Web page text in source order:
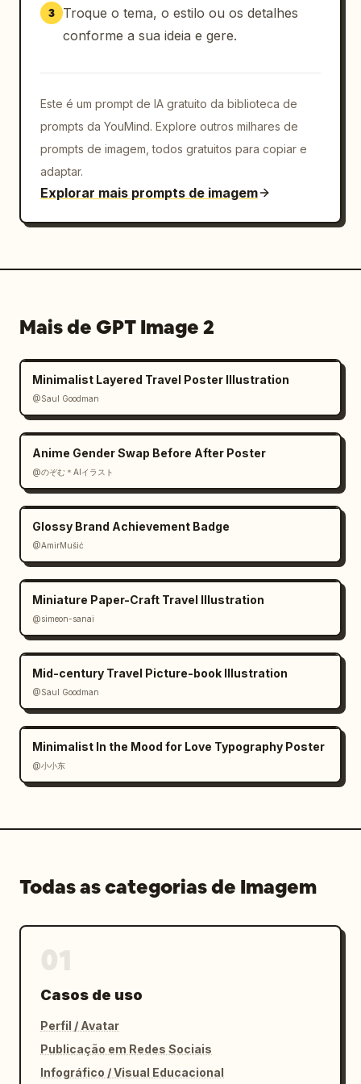
"cinco amostras quadradas em escala de cinza,
do branco ao cinza muito
escuro"},"right_block":{"title":"SISTEMA
"}},"composition":"espaçamento limpo e
generoso, todos os elementos alinhados a uma
grade de 8px, texto majoritariamente alinhado
fotos, sem gradientes, exceto pela
profundidade de fundo extremamente sutil,
visual de slide de capa para pitch-deck
3
Troque o tema, o estilo ou os detalhes
conforme a sua ideia e gere.
Este é um prompt de IA gratuito da biblioteca de
prompts da YouMind. Explore outros milhares de
prompts de imagem, todos gratuitos para copiar e
adaptar.
Explorar mais prompts de imagem
Mais de GPT Image 2
Minimalist Layered Travel Poster Illustration
@Saul Goodman
Anime Gender Swap Before After Poster
@のぞむ＊AIイラスト
Glossy Brand Achievement Badge
@AmirMušić
Miniature Paper-Craft Travel Illustration
@simeon-sanai
Mid-century Travel Picture-book Illustration
@Saul Goodman
Minimalist In the Mood for Love Typography Poster
@小小东
Todas as categorias de Imagem
Casos de uso
Perfil / Avatar
Publicação em Redes Sociais
Infográfico / Visual Educacional